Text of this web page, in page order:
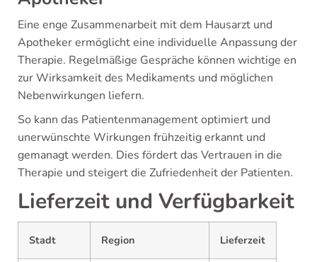
Eine enge Zusammenarbeit mit dem Hausarzt und
Apotheker ermöglicht eine individuelle Anpassung der
Therapie. Regelmäßige Gespräche können wichtige en
zur Wirksamkeit des Medikaments und möglichen
Nebenwirkungen liefern.
So kann das Patientenmanagement optimiert und
unerwünschte Wirkungen frühzeitig erkannt und
gemanagt werden. Dies fördert das Vertrauen in die
Therapie und steigert die Zufriedenheit der Patienten.
Lieferzeit und Verfügbarkeit
Stadt Region Lieferzeit